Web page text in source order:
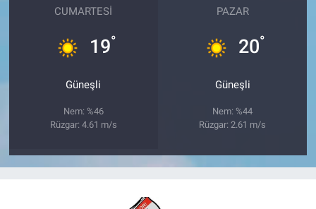
CUMARTESI
19°
Güneşli
Nem: %46
Rüzgar: 4.61 m/s
PAZAR
20°
Güneşli
Nem: %44
Rüzgar: 2.61 m/s